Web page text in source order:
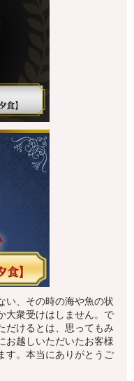
い、その時の海や魚の状
大衆受けはしません。で
だけるとは、思ってもみ
お越しいただいたお客様
す。本当にありがとうご